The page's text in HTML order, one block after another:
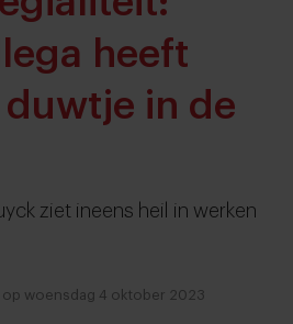
heeft
duwtje in de
ziet ineens heil in werken
op woensdag 4 oktober 2023